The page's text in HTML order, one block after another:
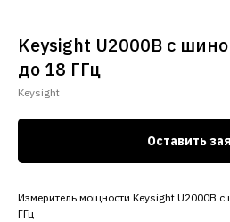
Keysight U2000B с
до 18 ГГц
Keysight
Оставить
Измеритель мощности Keysight U2000B
ГГц